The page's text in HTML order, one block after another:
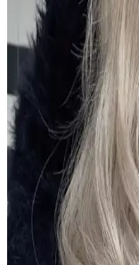
Urban Care
Saçlar İçin
Yorumları
Urban Care Biotin &
için güçlendirici ve
kullanıcı
Aizen Kolajen
Destekleyen
Aizen kolajen biotin
dökülmeyi engeller ve
ve güçlü saçlara